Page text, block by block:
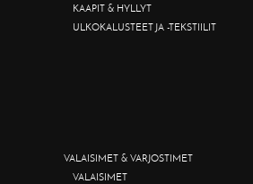
KAAPIT & HYLLYT
ULKOKALUSTEET JA -TEKSTIILIT
VALAISIMET & VARJOSTIMET
VALAISIMET